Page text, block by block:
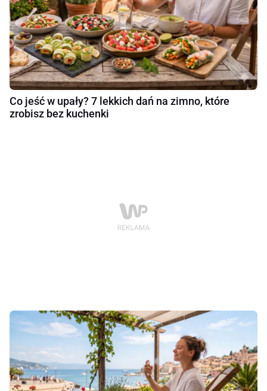
Co jeść w upały? 7 lekkich dań na zimno, które
zrobisz bez kuchenki